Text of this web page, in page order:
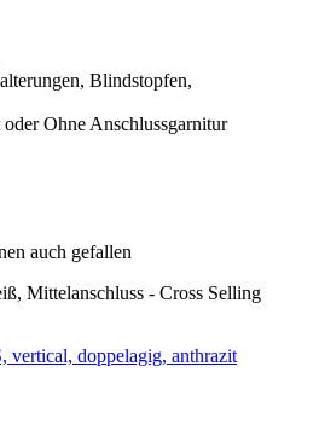
Blindstopfen,
Ohne Anschlussgarnitur
auch gefallen
Mittelanschluss - Cross Selling